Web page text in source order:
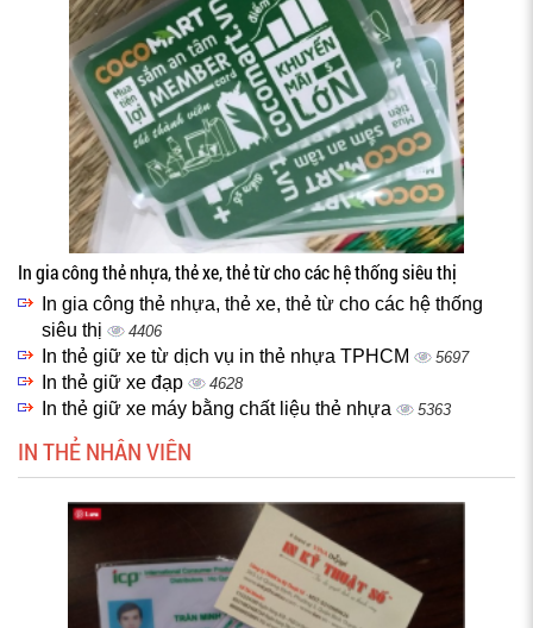
In gia công thẻ nhựa, thẻ xe, thẻ từ cho các hệ thống siêu thị
In gia công thẻ nhựa, thẻ xe, thẻ từ cho các hệ thống
siêu thị
4406
In thẻ giữ xe từ dịch vụ in thẻ nhựa TPHCM 5697
In thẻ giữ xe đạp 4628
In thẻ giữ xe máy bằng chất liệu thẻ nhựa 5363
IN THẺ NHÂN VIÊN